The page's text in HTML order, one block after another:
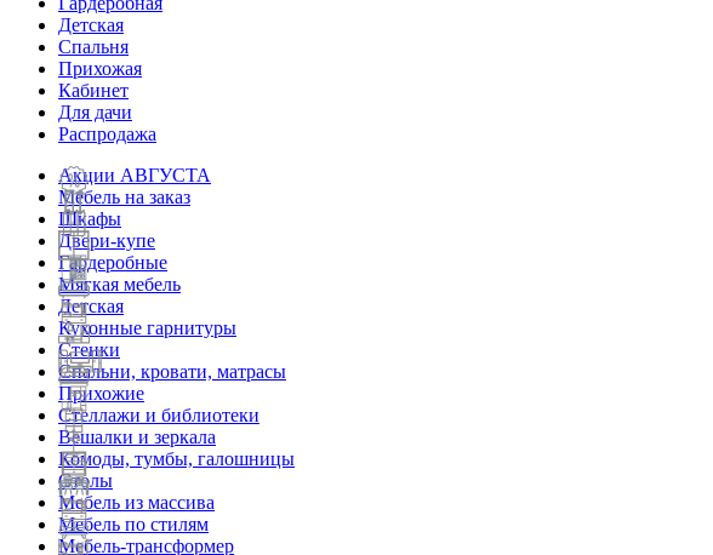
Детская
Спальня
Прихожая
Кабинет
Для дачи
Распродажа
Акции АВГУСТА
Мебель на заказ
Шкафы
Двери-купе
Гардеробные
Мягкая мебель
Детская
Кухонные гарнитуры
Стенки
Спальни, кровати, матрасы
Прихожие
Стеллажи и библиотеки
Вешалки и зеркала
Комоды, тумбы, галошницы
Столы
Мебель из массива
Мебель по стилям
Мебель-трансформер